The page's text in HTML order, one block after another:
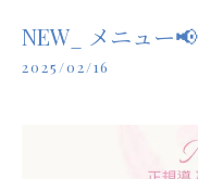
NEW_ メニュー📢
2025/02/16